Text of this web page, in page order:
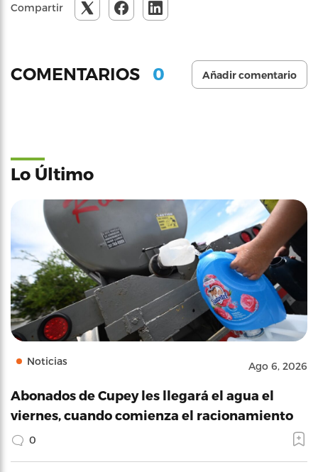
Compartir
COMENTARIOS 0 Añadir comentario
Lo Último
Noticias Ago 6, 2026
Abonados de Cupey les llegará el agua el
viernes, cuando comienza el racionamiento
0